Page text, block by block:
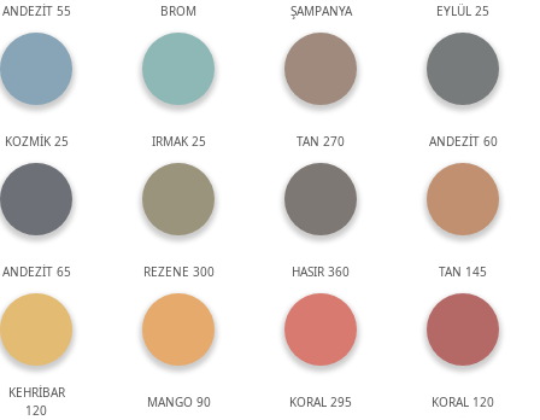
ANDEZİT 55 BROM ŞAMPANYA EYLÜL 25
KOZMİK 25 IRMAK 25 TAN 270 ANDEZİT 60
ANDEZİT 65 REZENE 300 HASIR 360 TAN 145
KEHRİBAR
120
MANGO 90 KORAL 295 KORAL 120